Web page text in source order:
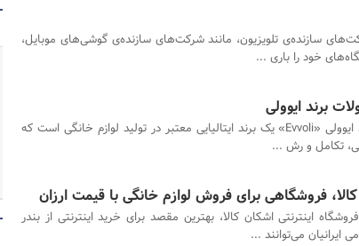
سازنده‌ی تلویزیون، مانند شرکت‌های سازنده‌ی گوشی‌های موبایل،
خود را باری ...
برند ایوولی
برند ایوولی «Evvoli» یک برند ایتالیایی معتبر در تولید لوازم خانگی است که
تکامل و رش ...
فروشگاهی برای فروش لوازم خانگی با قیمت ارزان
فروشگاه اینترنتی اشکان کالا، بهترین مقصد برای خرید اینترنتی از بندر
ایرانیان می‌توانند ...